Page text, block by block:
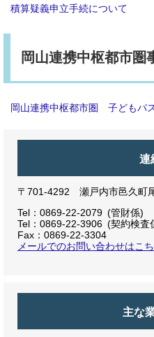
積算疑義申立手続について
岡山連携中枢都市圏
岡山連携中枢都市圏 子どもパ
連
〒701-4292 瀬戸内市邑久町
Tel：0869-22-2079
管財係
Tel：0869-22-3906
契約検査
Fax：0869-22-3304
メールでのお問い合わせはこ
主な